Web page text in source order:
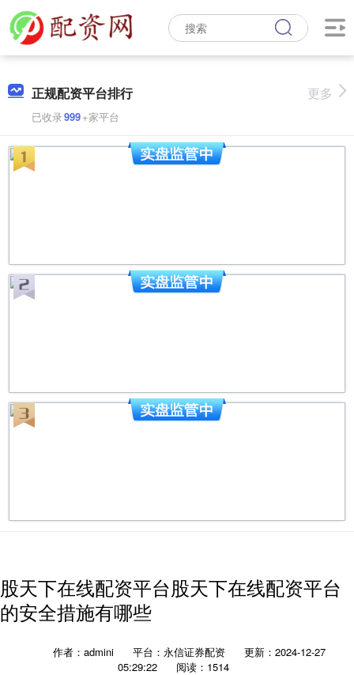
正规配资平台排行
已收录999+家平台
更多
股天下在线配资平台股天下在线配资平台
的安全措施有哪些
作者：admini 平台：永信证券配资
更新：2024-12-27
05:29:22
阅读：1514